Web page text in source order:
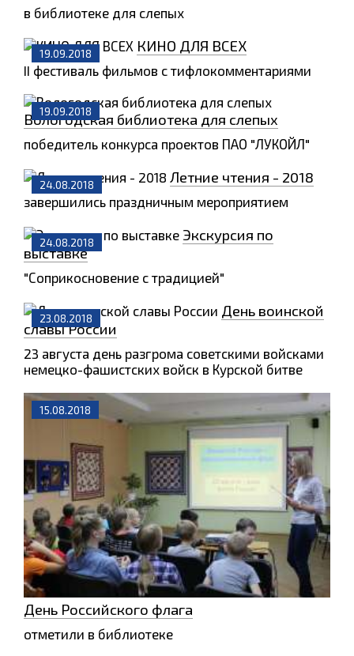
в библиотеке для слепых
19.09.2018 КИНО ДЛЯ ВСЕХ
II фестиваль фильмов с тифлокомментариями
19.09.2018
Вологодская библиотека для слепых
победитель конкурса проектов ПАО "ЛУКОЙЛ"
24.08.2018 Летние чтения - 2018
завершились праздничным мероприятием
24.08.2018
Экскурсия по
выставке
"Соприкосновение с традицией"
23.08.2018
День воинской
славы России
23 августа день разгрома советскими войсками
немецко-фашистских войск в Курской битве
15.08.2018
День Российского флага
отметили в библиотеке